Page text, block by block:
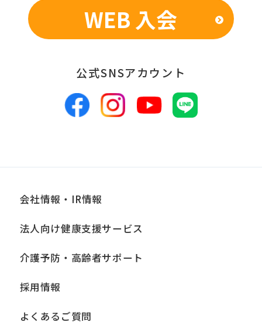
■個人情報の管理
当社は、お客様からお預かりした個人情
ざん、紛失等がないよう適正な管理に努
めます。当社において安全管理のために
講じている措置の内容については、本プ
■個人情報の開示
当社は、お客様からお預かりした個人情
本人の同意なく第三者に提供、開示いた
しません。ただし、法令により当社がお
る場合、あらかじめ当社との間で秘密保
WEB 入会
公式SNSアカウント
会社情報・IR情報
法人向け健康支援サービス
介護予防・高齢者サポート
採用情報
よくあるご質問